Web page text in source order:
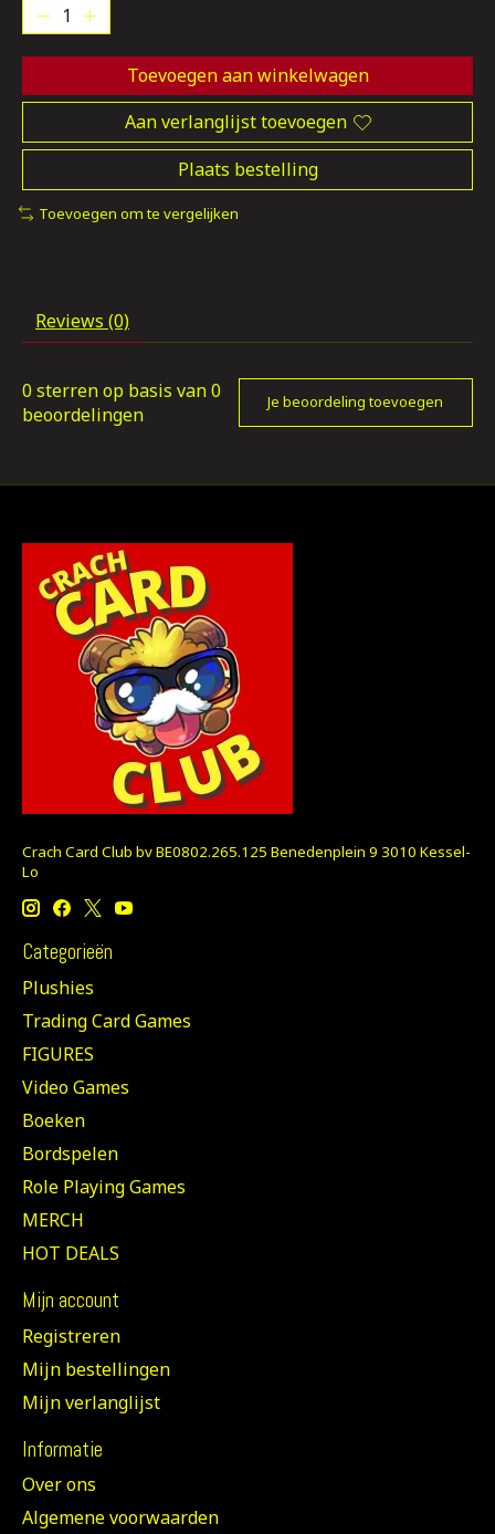
Toevoegen aan winkelwagen
Aan verlanglijst toevoegen
Plaats bestelling
Toevoegen om te vergelijken
Reviews (0)
0 sterren op basis van0
beoordelingen
Je beoordeling toevoegen
Crach Card Club bv BE0802.265.125 Benedenplein 9 3010 Kessel-
Lo
Categorieën
Plushies
Trading Card Games
FIGURES
Video Games
Boeken
Bordspelen
Role Playing Games
MERCH
HOT DEALS
Mijn account
Registreren
Mijn bestellingen
Mijn verlanglijst
Informatie
Over ons
Algemene voorwaarden